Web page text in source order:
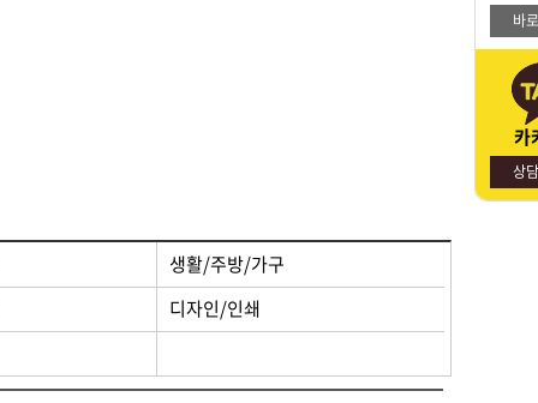
생활/주방/가구
디자인/인쇄
바
카
상